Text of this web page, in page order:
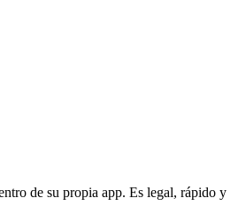
de su propia app. Es legal, rápido y